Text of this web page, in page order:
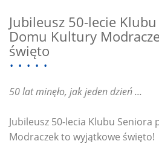
Jubileusz 50-lecie
Domu Kultury
święto
50 lat minęło, jak jeden dzień ...
Jubileusz 50-lecia Klubu
Modraczek to wyjątkowe święto!